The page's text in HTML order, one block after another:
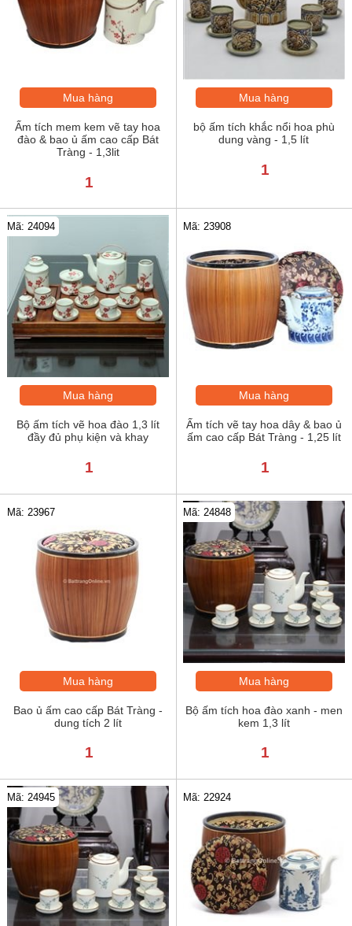
Mua hàng
Ấm tích mem kem vẽ tay hoa
đào & bao ủ ấm cao cấp Bát
Tràng - 1,3lit
1
Mua hàng
bộ ấm tích khắc nổi hoa phù
dung vàng - 1,5 lít
1
Mã: 24094
Mua hàng
Bộ ấm tích vẽ hoa đào 1,3 lít
đầy đủ phụ kiện và khay
1
Mã: 23908
Mua hàng
Ấm tích vẽ tay hoa dây & bao ủ
ấm cao cấp Bát Tràng - 1,25 lít
1
Mã: 23967
Mua hàng
Bao ủ ấm cao cấp Bát Tràng -
dung tích 2 lít
1
Mã: 24848
Mua hàng
Bộ ấm tích hoa đào xanh - men
kem 1,3 lít
1
Mã: 24945 Mã: 22924